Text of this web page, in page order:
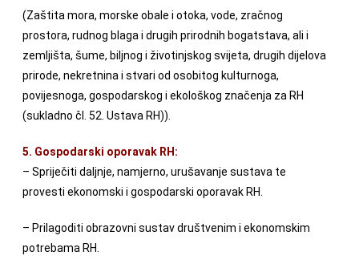
(Zaštita mora, morske obale i otoka, vode, zračnog
prostora, rudnog blaga i drugih prirodnih bogatstava, ali i
zemljišta, šume, biljnog i životinjskog svijeta, drugih dijelova
prirode, nekretnina i stvari od osobitog kulturnoga,
povijesnoga, gospodarskog i ekološkog značenja za RH
(sukladno čl. 52. Ustava RH)).
5. Gospodarski oporavak RH:
– Spriječiti daljnje, namjerno, urušavanje sustava te
provesti ekonomski i gospodarski oporavak RH.
– Prilagoditi obrazovni sustav društvenim i ekonomskim
potrebama RH.